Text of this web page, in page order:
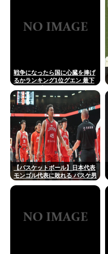
戦争になったら国に心臓を捧げ
るかランキング1位グエン 最下
【バスケットボール】日本代表
モンゴル代表に敗れる バスケ男